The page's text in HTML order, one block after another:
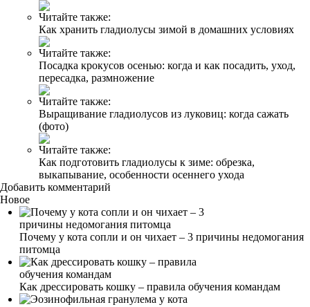
Читайте также:
Как хранить гладиолусы зимой в домашних условиях
Читайте также:
Посадка крокусов осенью: когда и как посадить, уход,
пересадка, размножение
Читайте также:
Выращивание гладиолусов из луковиц: когда сажать
(фото)
Читайте также:
Как подготовить гладиолусы к зиме: обрезка,
выкапывание, особенности осеннего ухода
Добавить комментарий
Новое
Почему у кота сопли и он чихает – 3 причины недомогания
питомца
Как дрессировать кошку – правила обучения командам